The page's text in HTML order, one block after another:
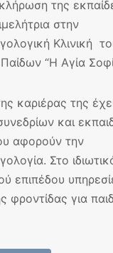
της
στην
Κλινική
“Η Αγία
καριέρας της
και
αφορούν την
Στο
επιπέδου
φροντίδας για